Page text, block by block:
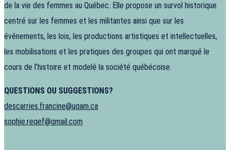
de la vie des femmes au Québec. Elle propose un survol historique
centré sur les femmes et les militantes ainsi que sur les
événements, les lois, les productions artistiques et intellectuelles,
les mobilisations et les pratiques des groupes qui ont marqué le
cours de l’histoire et modelé la société québécoise.
QUESTIONS OU SUGGESTIONS?
descarries.francine@uqam.ca
sophie.reqef@gmail.com